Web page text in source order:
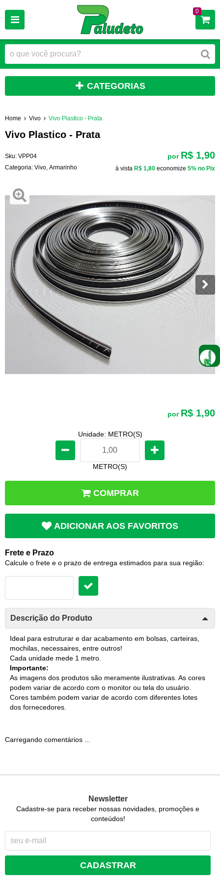
0
CATEGORIAS
Home Vivo Vivo Plastico - Prata
Vivo Plastico - Prata
Sku: VPP04
Categoria: Vivo Armarinho
por R$ 1,90
à vista R$ 1,80 economize 5% no Pix
por R$ 1,90
Unidade: METRO(S)
METRO(S)
COMPRAR
ADICIONAR AOS FAVORITOS
Frete e Prazo
Calcule o frete e o prazo de entrega estimados para sua região:
Descrição do Produto
Ideal para estruturar e dar acabamento em bolsas, carteiras,
mochilas, necessaires, entre outros!
Cada unidade mede 1 metro.
Importante:
As imagens dos produtos são meramente ilustrativas. As cores
podem variar de acordo com o monitor ou tela do usuário.
Cores também podem variar de acordo com diferentes lotes
dos fornecedores.
Carregando comentários ...
Newsletter
Cadastre-se para receber nossas novidades, promoções e
conteúdos!
CADASTRAR